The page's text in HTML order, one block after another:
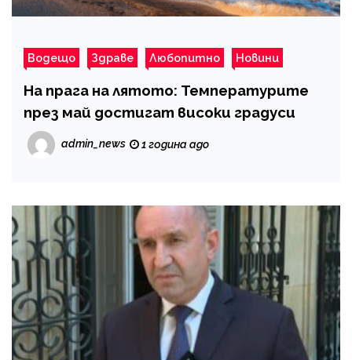
Водещо Здраве Любопитно Новини
На прага на лятото: Температурите
през май достигат високи градуси
admin_news 1 година ago